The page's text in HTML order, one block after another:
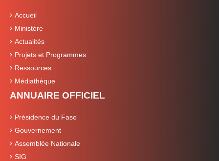
Accueil
Ministère
Actualités
Projets et Programmes
Ressources
Médiathèque
ANNUAIRE OFFICIEL
Présidence du Faso
Gouvernement
Assemblée Nationale
SIG